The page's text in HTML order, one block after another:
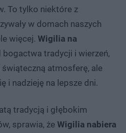
To tylko niektóre z
w domach naszych
więcej. Wigilia na
bogactwa tradycji i wierzeń,
atmosferę, ale
i nadzieję na lepsze dni.
tradycją i głębokim
sprawia, że Wigilia nabiera